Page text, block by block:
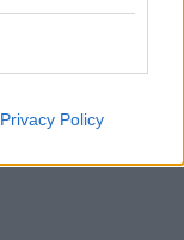
Privacy Policy